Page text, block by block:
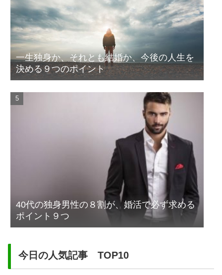
一生独身か、それとも結婚か、今後の人生を
決める９つのポイント
40代の独身男性の８割が、婚活で必ず求める
ポイント９つ
今日の人気記事 TOP10